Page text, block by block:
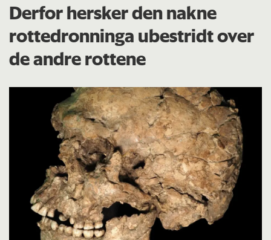
Derfor hersker den nakne
rottedronninga ubestridt over
de andre rottene